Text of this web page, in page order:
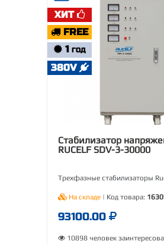
ХИТ
FREE
1 ГОД
380V
Стабилизатор
RUCELF SDV-3-30000
Трехфазные стабилизаторы
На складе | Код товара:
93100.00
10898 человек